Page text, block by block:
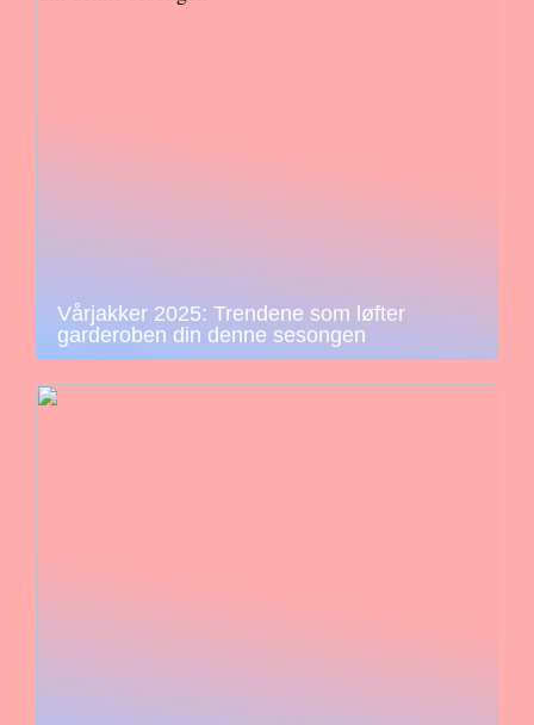
Vårjakker 2025: Trendene som løfter
garderoben din denne sesongen